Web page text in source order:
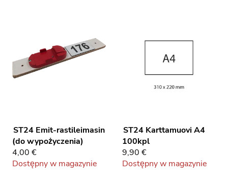
ST24 Emit-rastileimasin
(do wypożyczenia)
4,00 €
Dostępny w magazynie
ST24 Karttamuovi A4
100kpl
9,90 €
Dostępny w magazynie